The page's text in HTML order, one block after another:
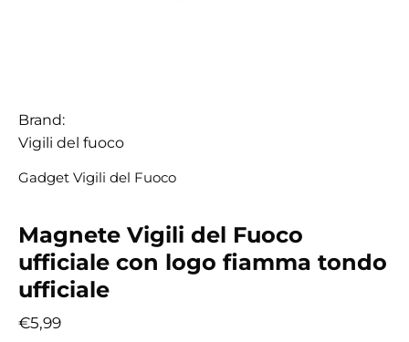
Brand:
Vigili del fuoco
Gadget Vigili del Fuoco
Magnete Vigili del Fuoco
ufficiale con logo fiamma tondo
ufficiale
€5,99